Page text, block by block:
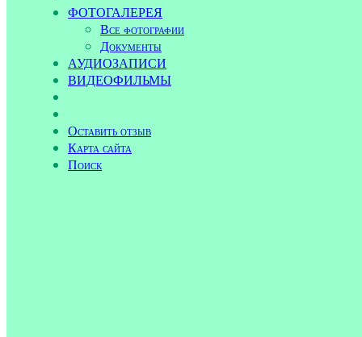
ФОТОГАЛЕРЕЯ
Все фотографии
Документы
АУДИОЗАПИСИ
ВИДЕОФИЛЬМЫ
Оставить отзыв
Карта сайта
Поиск